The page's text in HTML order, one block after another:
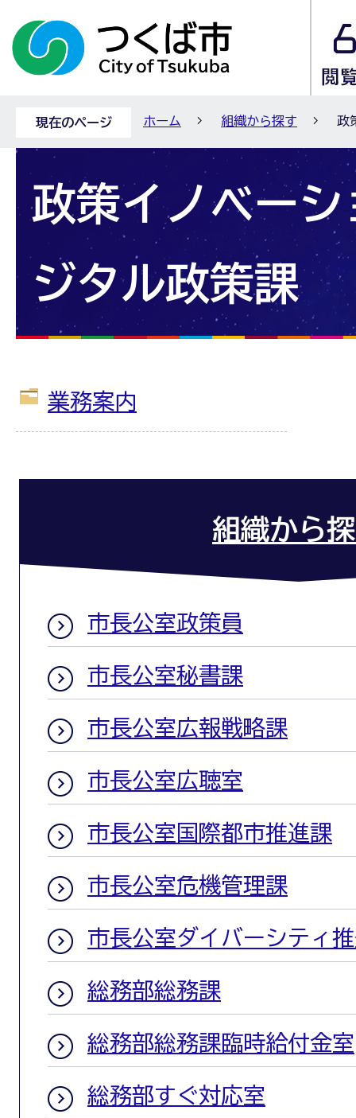
現在のページ ホーム 組織から探す 政
政策イノベーシ
ジタル政策課
業務案内
組織から
市長公室政策員
市長公室秘書課
市長公室広報戦略課
市長公室広聴室
市長公室国際都市推進課
市長公室危機管理課
市長公室ダイバーシティ
総務部総務課
総務部総務課臨時給付金室
総務部すぐ対応室